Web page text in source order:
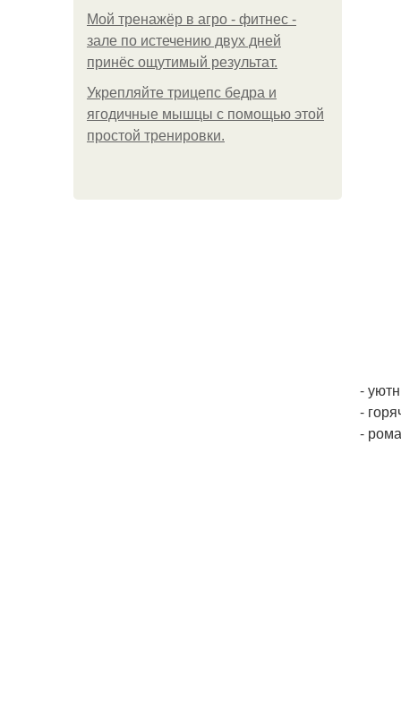
Мой тренажёр в агро - фитнес -
зале по истечению двух дней
принёс ощутимый результат.
Укрепляйте трицепс бедра и
ягодичные мышцы с помощью этой
простой тренировки.
-
-
-